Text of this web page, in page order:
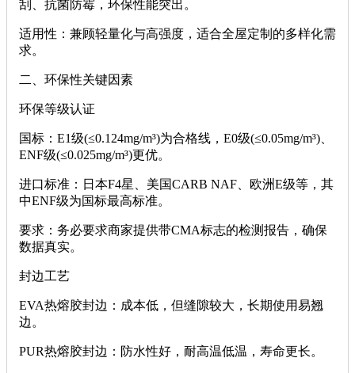
刮、抗菌防霉，环保性能突出。
‌适用性‌：兼顾轻量化与高强度，适合全屋定制的多样化需
求。
‌二、环保性关键因素‌
‌环保等级认证‌
‌国标‌：E1级(≤0.124mg/m³)为合格线，E0级(≤0.05mg/m³)、
ENF级(≤0.025mg/m³)更优。
‌进口标准‌：日本F4星、美国CARB NAF、欧洲E级等，其
中ENF级为国标最高标准。
‌要求‌：务必要求商家提供带‌CMA标志‌的检测报告，确保
数据真实。
‌封边工艺‌
‌EVA热熔胶封边‌：成本低，但缝隙较大，长期使用易翘
边。
‌PUR热熔胶封边‌：防水性好，耐高温低温，寿命更长。